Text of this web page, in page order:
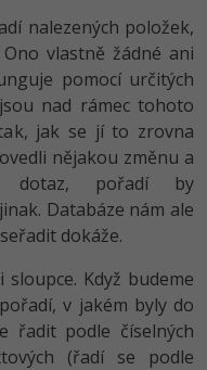
nalezených položek,
vlastně žádné ani
pomocí určitých
nad rámec tohoto
jak se jí to zrovna
nějakou změnu a
dotaz, pořadí by
Databáze nám ale
dokáže.
Když budeme
v jakém byly do
řadit podle číselných
(řadí se podle